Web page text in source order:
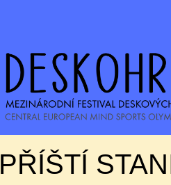
PŘÍŠTÍ